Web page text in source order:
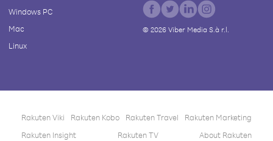
Windows PC
Mac
Linux
© 2026Viber Media S.à r.l.
Rakuten Viki Rakuten Kobo Rakuten Travel
Rakuten Marketing
Rakuten Insight
Rakuten TV About Rakuten